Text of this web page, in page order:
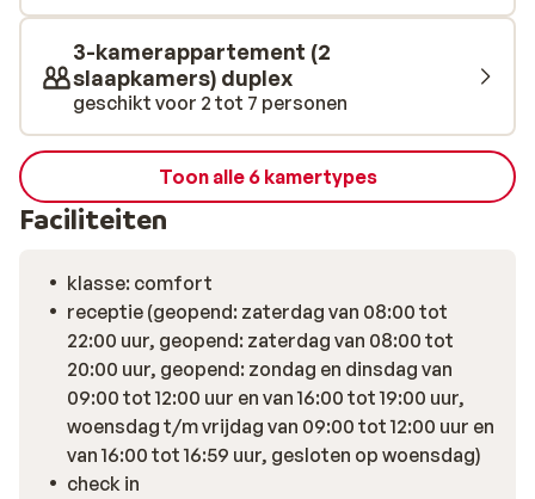
3-kamerappartement (2
slaapkamers) duplex
geschikt voor 2 tot 7 personen
Toon alle 6 kamertypes
Faciliteiten
klasse: comfort
receptie (geopend: zaterdag van 08:00 tot
22:00 uur, geopend: zaterdag van 08:00 tot
20:00 uur, geopend: zondag en dinsdag van
09:00 tot 12:00 uur en van 16:00 tot 19:00 uur,
woensdag t/m vrijdag van 09:00 tot 12:00 uur en
van 16:00 tot 16:59 uur, gesloten op woensdag)
check in